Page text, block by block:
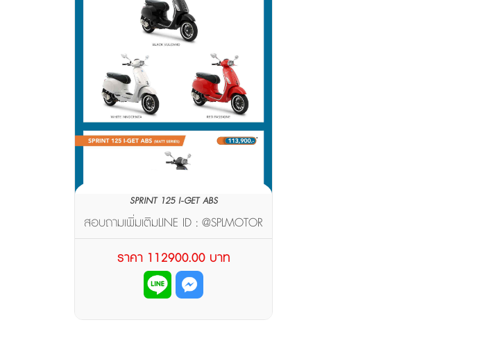
SPRINT 125 I-GET ABS
สอบถามเพิ่มเติมLINE ID : @SPLMOTOR
(มี@ด้านหน้า)
ราคา 112900.00 บาท